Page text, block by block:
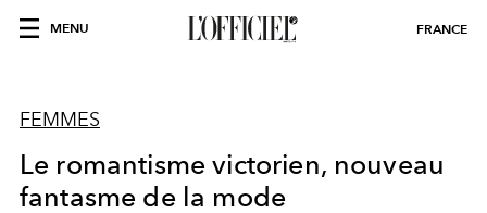
MENU FRANCE
FEMMES
Le romantisme victorien, nouveau
fantasme de la mode